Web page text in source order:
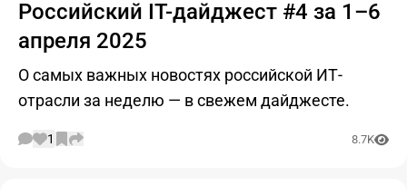
Российский IT-дайджест #4 за 1–6
апреля 2025
О самых важных новостях российской ИТ-
отрасли за неделю — в свежем дайджесте.
1 8.7K